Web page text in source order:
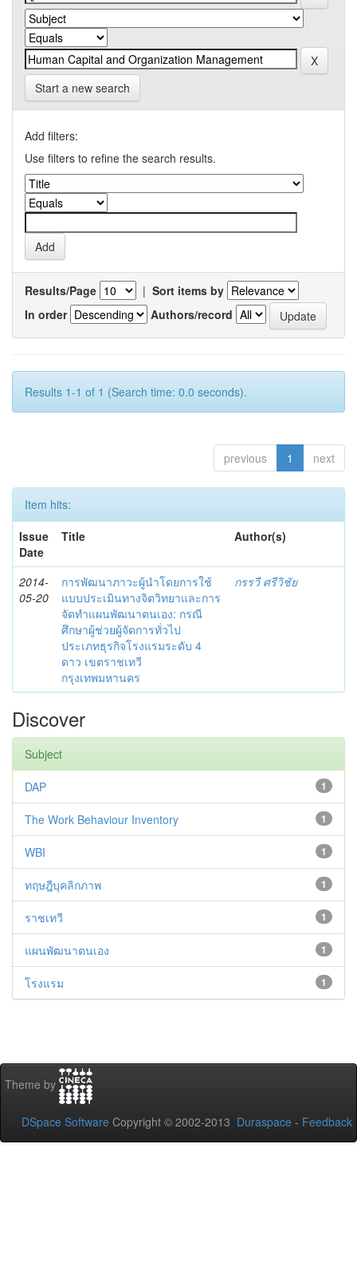
Start a new search
Add filters:
Use filters to refine the search results.
Results/Page | Sort items by
In order
Authors/record
Results 1-1 of 1 (Search time: 0.0 seconds).
previous 1 next
Item hits:
Issue
Date
Title Author(s)
2014-
05-20
การพัฒนาภาวะผู้นำโดยการใช้
แบบประเมินทางจิตวิทยาและการ
จัดทำแผนพัฒนาตนเอง: กรณี
ศึกษาผู้ช่วยผู้จัดการทั่วไป
ประเภทธุรกิจโรงแรมระดับ 4
ดาว เขตราชเทวี
กรุงเทพมหานคร
กรรวี ศรีวิชัย
Discover
Subject
1
DAP
1
The Work Behaviour Inventory
1
WBI
1
ทฤษฎีบุคลิกภาพ
1
ราชเทวี
1
แผนพัฒนาตนเอง
1
โรงแรม
Theme by
DSpace Software Copyright © 2002-2013 Duraspace - Feedback